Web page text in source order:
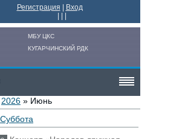
Регистрация
Вход
МБУ ЦКС
КУГАРЧИНСКИЙ РДК
2026 » Июнь